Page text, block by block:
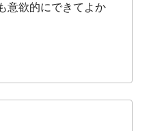
意欲的にできてよか